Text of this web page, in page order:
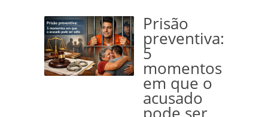
Prisão
preventiva:
5
momentos
em que o
acusado